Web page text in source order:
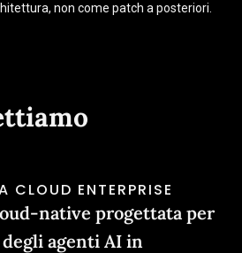
non come patch a posteriori.
CLOUD ENTERPRISE
native progettata per
agenti AI in